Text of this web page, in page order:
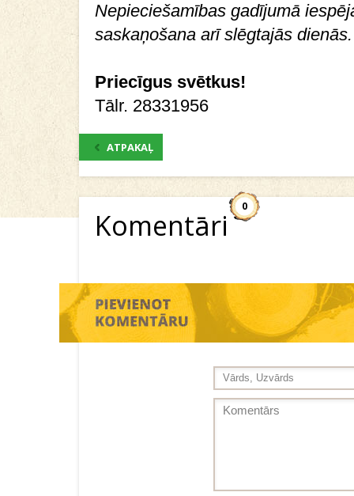
Nepieciešamības gadījumā
saskaņošana arī slēgtajās dienās.
Priecīgus svētkus!
Tālr. 28331956
ATPAKAĻ
Komentāri
0